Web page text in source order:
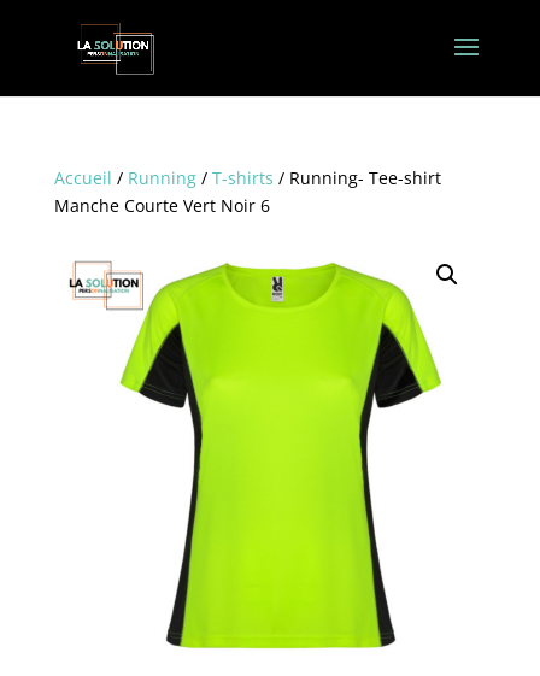
Accueil / Running/ T-shirts / Running- Tee-shirt
Manche Courte Vert Noir 6